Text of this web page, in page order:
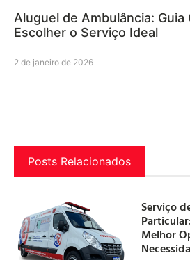
Aluguel de Ambulância: Guia
Escolher o Serviço Ideal
2 de janeiro de 2026
Posts Relacionados
Serviço
Melhor